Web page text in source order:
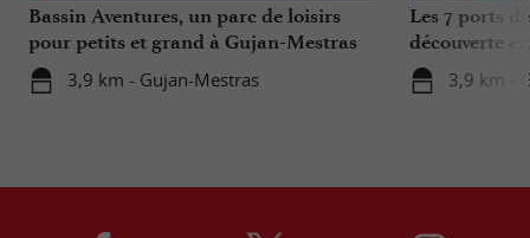
Bassin Aventures, un parc de loisirs
pour petits et grand à Gujan-Mestras
3,9 km - Gujan-Mestras
Les 7 ports
découverte
3,9 km -